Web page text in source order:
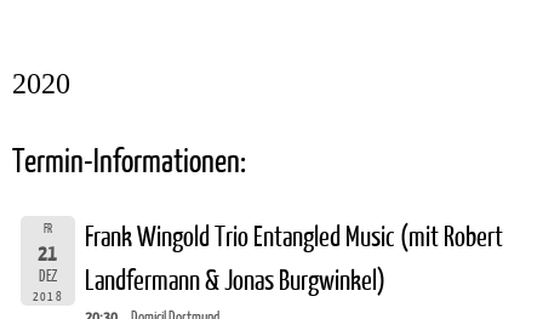
2020
Termin-Informationen:
FR
21
DEZ
2018
Frank Wingold Trio Entangled Music (mit Robert
Landfermann & Jonas Burgwinkel)